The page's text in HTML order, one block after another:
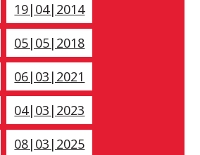
19|04|2014
05|05|2018
06|03|2021
04|03|2023
08|03|2025